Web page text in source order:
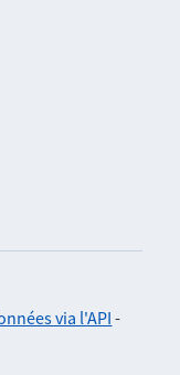
via l'API -